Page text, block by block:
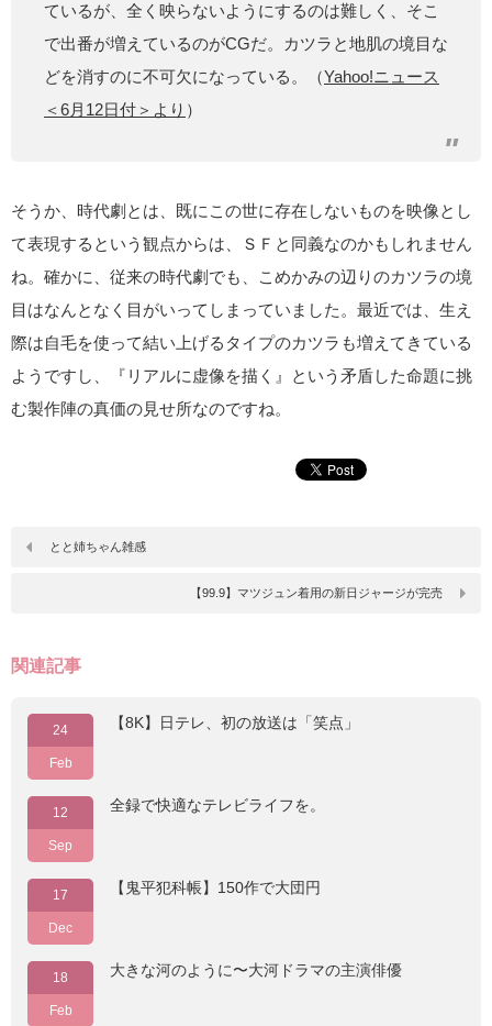
ているが、全く映らないようにするのは難しく、そこ
で出番が増えているのがCGだ。カツラと地肌の境目な
どを消すのに不可欠になっている。（Yahoo!ニュース
＜6月12日付＞より ）
そうか、時代劇とは、既にこの世に存在しないものを映像とし
て表現するという観点からは、ＳＦと同義なのかもしれません
ね。確かに、従来の時代劇でも、こめかみの辺りのカツラの境
目はなんとなく目がいってしまっていました。最近では、生え
際は自毛を使って結い上げるタイプのカツラも増えてきている
ようですし、『リアルに虚像を描く』という矛盾した命題に挑
む製作陣の真価の見せ所なのですね。
とと姉ちゃん雑感
【99.9】マツジュン着用の新日ジャージが完売
関連記事
24
Feb
【8K】日テレ、初の放送は「笑点」
12
Sep
全録で快適なテレビライフを。
17
Dec
【鬼平犯科帳】150作で大団円
18
Feb
大きな河のように〜大河ドラマの主演俳優